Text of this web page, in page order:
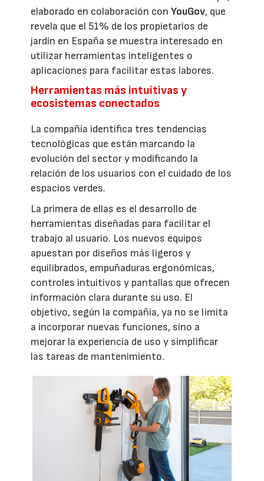
elaborado en colaboración conYouGov, que
revela que el 51% de los propietarios de
jardín en España se muestra interesado en
utilizar herramientas inteligentes o
aplicaciones para facilitar estas labores.
Herramientas más intuitivas y
ecosistemas conectados
La compañía identifica tres tendencias
tecnológicas que están marcando la
evolución del sector y modificando la
relación de los usuarios con el cuidado de los
espacios verdes.
La primera de ellas es el desarrollo de
herramientas diseñadas para facilitar el
trabajo al usuario. Los nuevos equipos
apuestan por diseños más ligeros y
equilibrados, empuñaduras ergonómicas,
controles intuitivos y pantallas que ofrecen
información clara durante su uso. El
objetivo, según la compañía, ya no se limita
a incorporar nuevas funciones, sino a
mejorar la experiencia de uso y simplificar
las tareas de mantenimiento.